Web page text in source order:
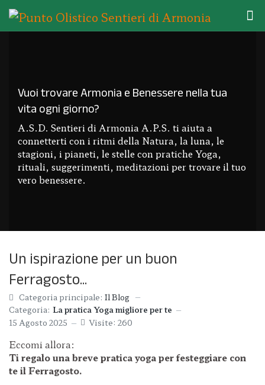
Vuoi trovare Armonia e Benessere nella tua
vita ogni giorno?
A.S.D. Sentieri di Armonia A.P.S. ti aiuta a
connetterti con i ritmi della Natura, la luna, le
stagioni, i pianeti, le stelle con pratiche Yoga,
rituali, suggerimenti, meditazioni per trovare il tuo
vero benessere.
Un ispirazione per un buon
Ferragosto...
Categoria principale: Il Blog
Categoria: La pratica Yoga migliore per te
15 Agosto 2025
Visite: 260
Eccomi allora:
Ti regalo una breve pratica yogaper festeggiare con
te il Ferragosto.